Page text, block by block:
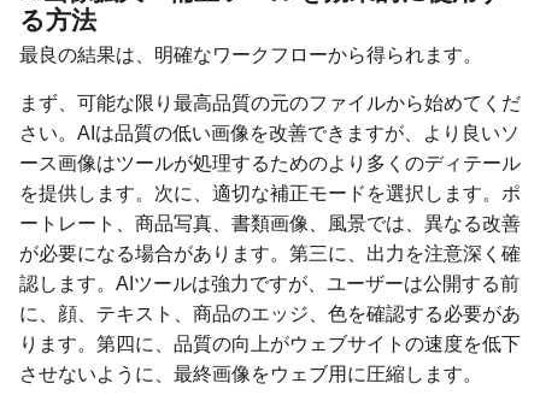
る方法
最良の結果は、明確なワークフローから得られます。
まず、可能な限り最高品質の元のファイルから始めてくだ
さい。AIは品質の低い画像を改善できますが、より良いソ
ース画像はツールが処理するためのより多くのディテール
を提供します。次に、適切な補正モードを選択します。ポ
ートレート、商品写真、書類画像、風景では、異なる改善
が必要になる場合があります。第三に、出力を注意深く確
認します。AIツールは強力ですが、ユーザーは公開する前
に、顔、テキスト、商品のエッジ、色を確認する必要があ
ります。第四に、品質の向上がウェブサイトの速度を低下
させないように、最終画像をウェブ用に圧縮します。